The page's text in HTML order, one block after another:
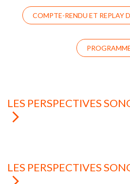
COMPTE-RENDU ET REPLAY
LES PERSPECTIVES
LES PERSPECTIVES